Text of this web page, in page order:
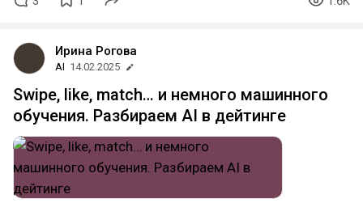
Ирина Рогова
AI 14.02.2025
Swipe, like, match… и немного машинного
обучения. Разбираем AI в дейтинге